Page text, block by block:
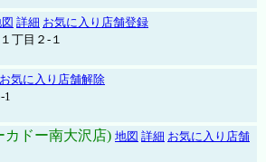
詳細 お気に入り店舗登録
丁目２-１
お気に入り店舗解除
1
カドー南大沢店) 地図 詳細 お気に入り店舗